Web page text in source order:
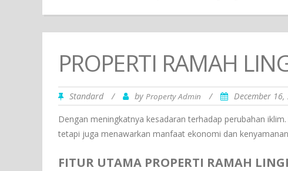
PROPERTI RAMAH
Standard / by Property Admin / December 16,
Dengan meningkatnya kesadaran terhadap perubahan
tetapi juga menawarkan manfaat ekonomi dan
FITUR UTAMA PROPERTI RAMAH